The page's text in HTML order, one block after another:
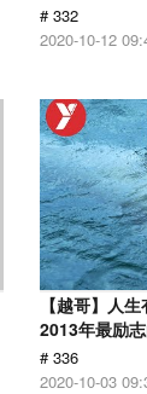
# 332
2020-10-12
【越哥】人
2013年最励
# 336
2020-10-03